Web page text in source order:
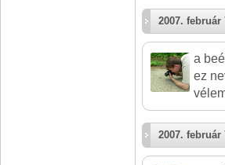
2007. február
a
ez
2007. február